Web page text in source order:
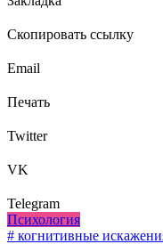
Скопировать ссылку
Email
Печать
Twitter
VK
Telegram
Психология
# когнитивные